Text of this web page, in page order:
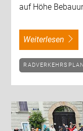
auf Höhe
weiterlesen